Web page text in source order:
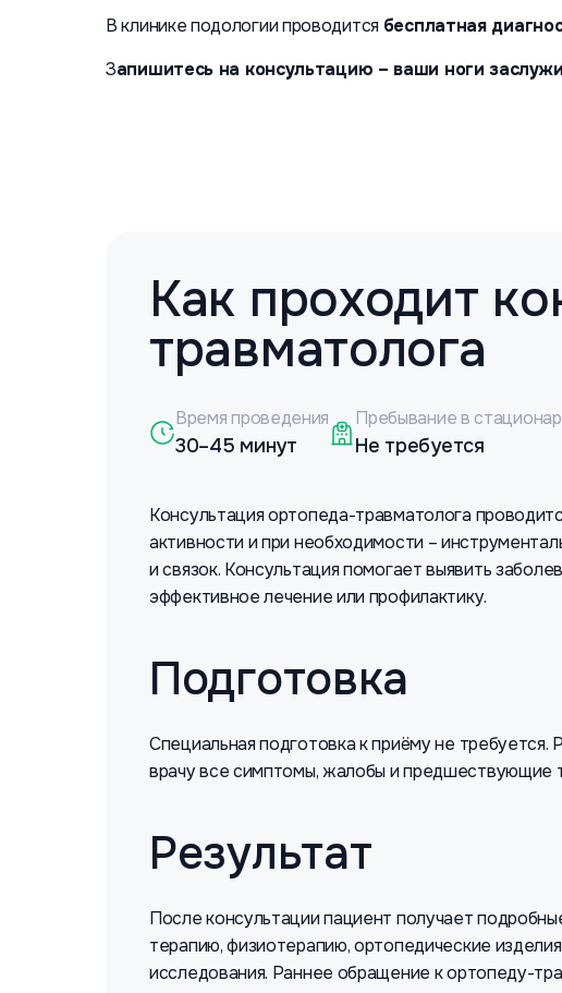
В клинике подологии проводится бесплатная
Запишитесь на консультацию – ваши ноги
Как проходит
травматолога
Время проведения
30–45 минут
Пребывание в
Не требуется
Консультация ортопеда-травматолога
активности и при необходимости –
и связок. Консультация помогает выявить
эффективное лечение или профилактику.
Подготовка
Специальная подготовка к приёму не
врачу все симптомы, жалобы и предшествующие
Результат
После консультации пациент получает
терапию, физиотерапию, ортопедические
исследования. Раннее обращение к ортопеду-